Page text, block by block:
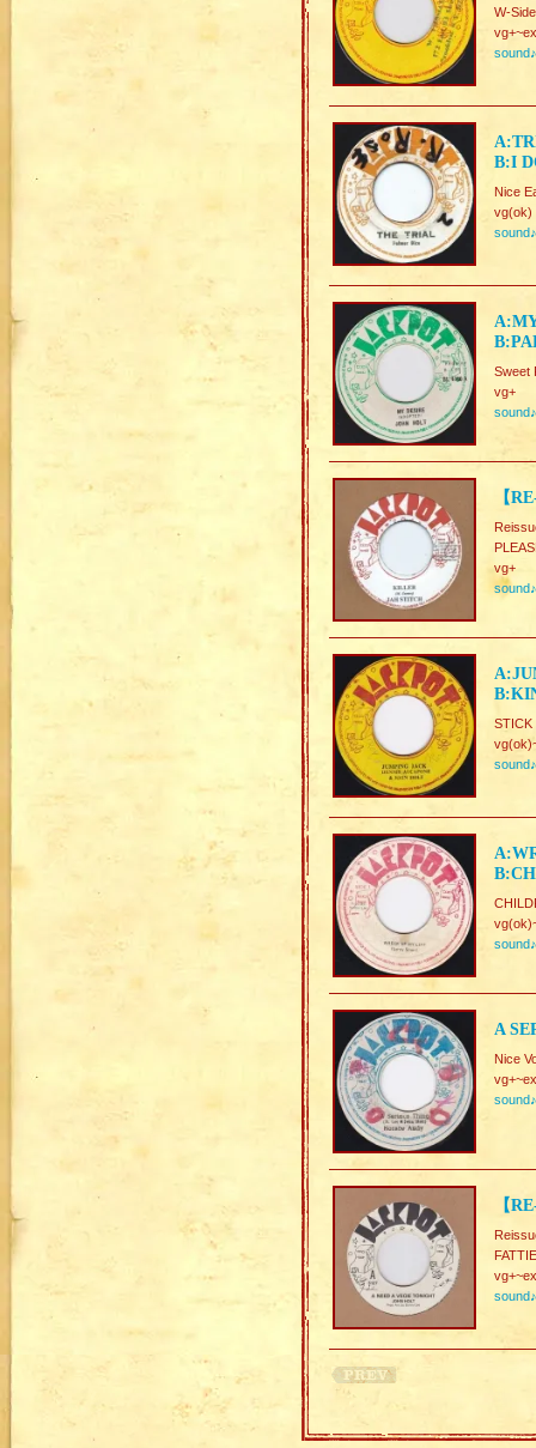
W-
sound♪
B:I
Nice
vg(ok)
sound♪
Sweet
vg+
sound♪
【
vg+
sound♪
STICK
sound♪
sound♪
A
Nice
sound♪
【
sound♪